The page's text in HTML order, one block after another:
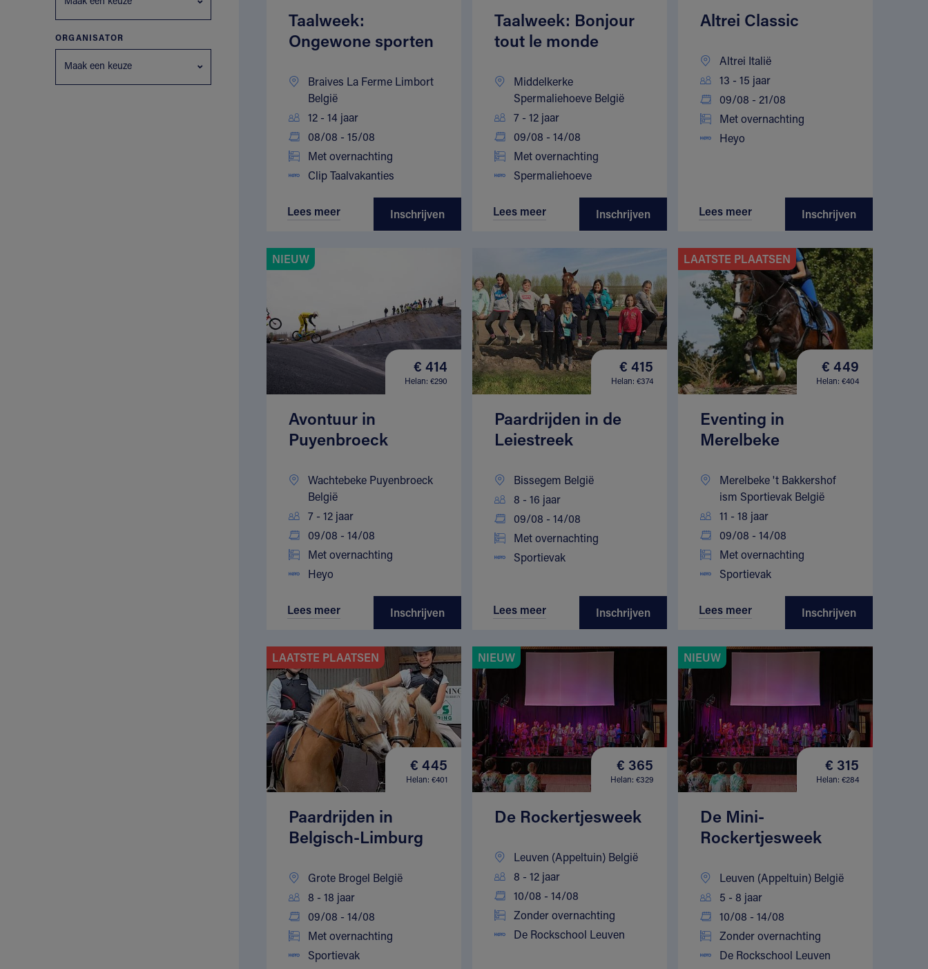
ORGANISATOR
Maak een keuze
Taalweek:
Ongewone sporten
Braives La Ferme Limbort
België
12 - 14 jaar
08/08 - 15/08
Met overnachting
Clip Taalvakanties
Lees meer Inschrijven
Taalweek: Bonjour
tout le monde
Middelkerke
Spermaliehoeve België
7 - 12 jaar
09/08 - 14/08
Met overnachting
Spermaliehoeve
Lees meer Inschrijven
Altrei Classic
Altrei Italië
13 - 15 jaar
09/08 - 21/08
Met overnachting
Heyo
Lees meer Inschrijven
NIEUW
€ 414
Helan: €290
Avontuur in
Puyenbroeck
Wachtebeke Puyenbroeck
België
7 - 12 jaar
09/08 - 14/08
Met overnachting
Heyo
Lees meer Inschrijven
€ 415
Helan: €374
Paardrijden in de
Leiestreek
Bissegem België
8 - 16 jaar
09/08 - 14/08
Met overnachting
Sportievak
Lees meer Inschrijven
LAATSTE PLAATSEN
€ 449
Helan: €404
Eventing in
Merelbeke
Merelbeke 't Bakkershof
ism Sportievak België
11 - 18 jaar
09/08 - 14/08
Met overnachting
Sportievak
Lees meer Inschrijven
LAATSTE PLAATSEN
€ 445
Helan: €401
Paardrijden in
Belgisch-Limburg
Grote Brogel België
8 - 18 jaar
09/08 - 14/08
Met overnachting
Sportievak
NIEUW
€ 365
Helan: €329
De Rockertjesweek
Leuven (Appeltuin) België
8 - 12 jaar
10/08 - 14/08
Zonder overnachting
De Rockschool Leuven
NIEUW
€ 315
Helan: €284
De Mini-
Rockertjesweek
Leuven (Appeltuin) België
5 - 8 jaar
10/08 - 14/08
Zonder overnachting
De Rockschool Leuven